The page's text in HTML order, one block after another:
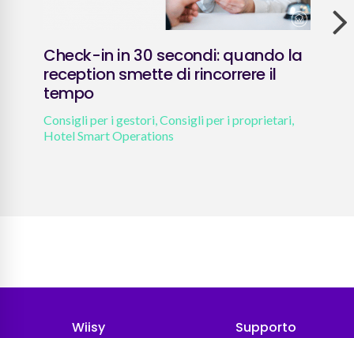
Check-in in 30 secondi: quando la
reception smette di rincorrere il
tempo
Consigli per i gestori,Consigli per i proprietari,
Hotel Smart Operations
Wiisy Supporto